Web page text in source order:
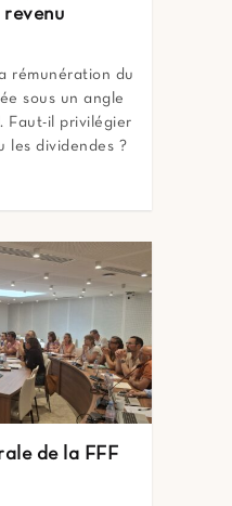
revenu
rémunération du
sous un angle
Faut-il privilégier
les dividendes ?
de la FFF